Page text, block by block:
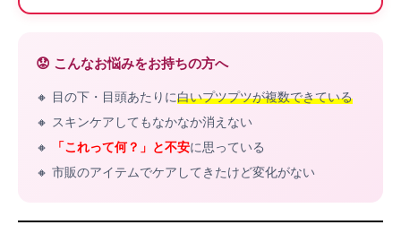
😟 こんなお悩みをお持ちの方へ
🔸 目の下・目頭あたりに白いプツプツが複数できている
🔸 スキンケアしてもなかなか消えない
🔸
「これって何？」と不安に思っている
🔸 市販のアイテムでケアしてきたけど変化がない